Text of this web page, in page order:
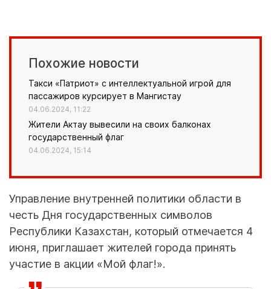
Похожие новости
Такси «Патриот» с интеллектуальной игрой для
пассажиров курсирует в Мангистау
04.06.2024, 11:22
Жители Актау вывесили на своих балконах
государственный флаг
04.06.2024, 15:14
Управление внутренней политики области в
честь Дня государственных символов
Республики Казахстан, который отмечается 4
июня, приглашает жителей города принять
участие в акции «Мой флаг!».